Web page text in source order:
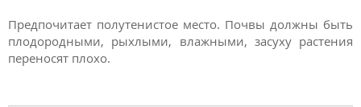
Предпочитает полутенистое место. Почвы должны быть
плодородными, рыхлыми, влажными, засуху растения
переносят плохо.